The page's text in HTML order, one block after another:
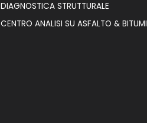
DIAGNOSTICA STRUTTURALE
CENTRO ANALISI SU ASFALTO & BITUMI